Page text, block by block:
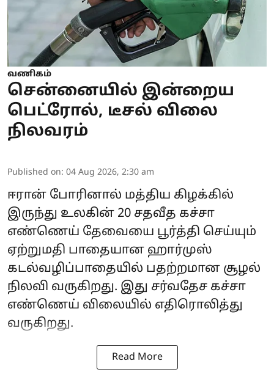
வணிகம்
சென்னையில் இன்றைய
பெட்ரோல், டீசல் விலை
நிலவரம்
Published on: 04 Aug 2026, 2:30 am
ஈரான் போரினால் மத்திய கிழக்கில்
இருந்து உலகின் 20 சதவீத கச்சா
எண்ணெய் தேவையை பூர்த்தி செய்யும்
ஏற்றுமதி பாதையான ஹார்முஸ்
கடல்வழிப்பாதையில் பதற்றமான சூழல்
நிலவி வருகிறது. இது சர்வதேச கச்சா
எண்ணெய் விலையில் எதிரொலித்து
வருகிறது.
Read More